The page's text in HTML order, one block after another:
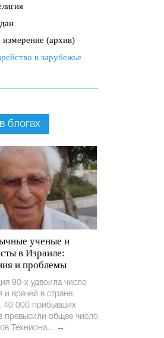
измерение (архив)
в зарубежье
блогах
ученые и
в Израиле:
и проблемы
90-х удвоила число
и врачей в стране.
40 000 прибывших
превысили общее число
Техниона... →